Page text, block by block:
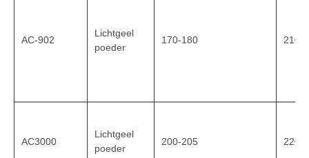
AC-902
Lichtgeel
poeder
170-180 210-
AC3000
Lichtgeel
poeder
200-205 220-